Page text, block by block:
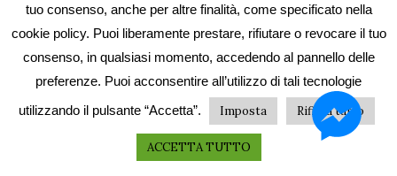
Codice etico
I primi vent’anni
Collane e catalogo storico
Servizi ai lettori
tuo consenso, anche per altre finalità, come specificato nella
cookie policy. Puoi liberamente prestare, rifiutare o revocare il tuo
consenso, in qualsiasi momento, accedendo al pannello delle
preferenze. Puoi acconsentire all’utilizzo di tali tecnologie
utilizzando il pulsante “Accetta”.
Imposta Rifiuta tutto
ACCETTA TUTTO